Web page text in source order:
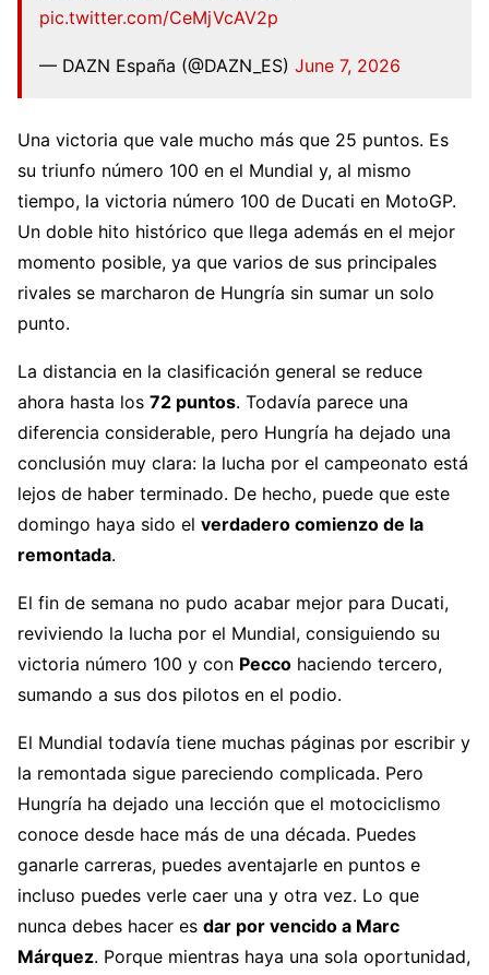
pic.twitter.com/CeMjVcAV2p
— DAZN España (@DAZN_ES) June 7, 2026
Una victoria que vale mucho más que 25 puntos. Es
su triunfo número 100 en el Mundial y, al mismo
tiempo, la victoria número 100 de Ducati en MotoGP.
Un doble hito histórico que llega además en el mejor
momento posible, ya que varios de sus principales
rivales se marcharon de Hungría sin sumar un solo
punto.
La distancia en la clasificación general se reduce
ahora hasta los 72 puntos. Todavía parece una
diferencia considerable, pero Hungría ha dejado una
conclusión muy clara: la lucha por el campeonato está
lejos de haber terminado. De hecho, puede que este
domingo haya sido el verdadero comienzo de la
remontada.
El fin de semana no pudo acabar mejor para Ducati,
reviviendo la lucha por el Mundial, consiguiendo su
victoria número 100 y con Pecco haciendo tercero,
sumando a sus dos pilotos en el podio.
El Mundial todavía tiene muchas páginas por escribir y
la remontada sigue pareciendo complicada. Pero
Hungría ha dejado una lección que el motociclismo
conoce desde hace más de una década. Puedes
ganarle carreras, puedes aventajarle en puntos e
incluso puedes verle caer una y otra vez. Lo que
nunca debes hacer es dar por vencido a Marc
Márquez. Porque mientras haya una sola oportunidad,